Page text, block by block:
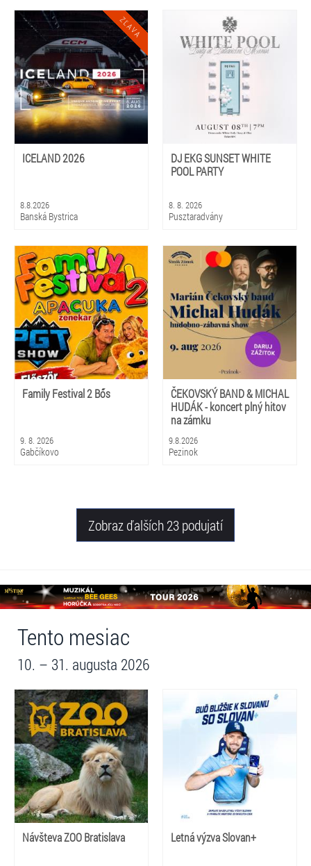
ICELAND 2026
8.8.2026
Banská Bystrica
DJ EKG SUNSET WHITE
POOL PARTY
8. 8. 2026
Pusztaradvány
Family Festival 2 Bős
9. 8. 2026
Gabčíkovo
ČEKOVSKÝ BAND & MICHAL
HUDÁK - koncert plný hitov
na zámku
9.8.2026
Pezinok
Zobraz ďalších 23 podujatí
Tento mesiac
10. – 31. augusta 2026
Návšteva ZOO Bratislava Letná výzva Slovan+